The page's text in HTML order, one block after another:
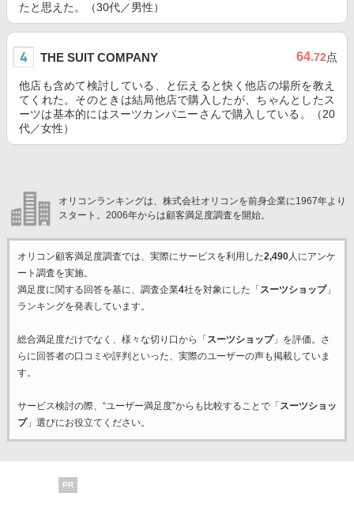
たと思えた。（30代／男性）
THE SUIT COMPANY 64.72点
他店も含めて検討している、と伝えると快く他店の場所を教え
てくれた。そのときは結局他店で購入したが、ちゃんとしたス
ーツは基本的にはスーツカンパニーさんで購入している。（20
代／女性）
オリコンランキングは、株式会社オリコンを前身企業に1967年より
スタート。2006年からは顧客満足度調査を開始。
オリコン顧客満足度調査では、実際にサービスを利用した2,490人にアンケ
ート調査を実施。
満足度に関する回答を基に、調査企業4社を対象にした「 スーツショップ」
ランキングを発表しています。
総合満足度だけでなく、様々な切り口から「 スーツショップ」を評価。さ
らに回答者の口コミや評判といった、実際のユーザーの声も掲載していま
す。
サービス検討の際、“ユーザー満足度”からも比較することで「 スーツショッ
プ」選びにお役立てください。
PR